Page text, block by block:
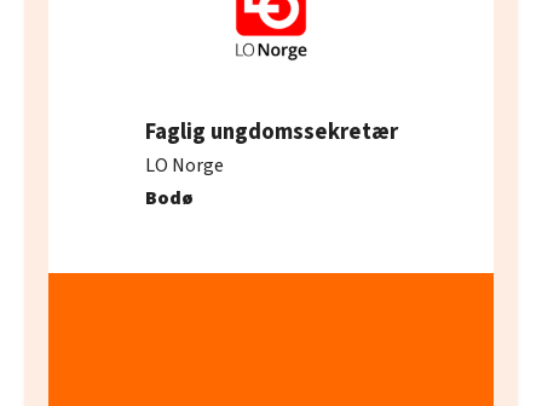
Faglig ungdomssekretær
LO Norge
Bodø